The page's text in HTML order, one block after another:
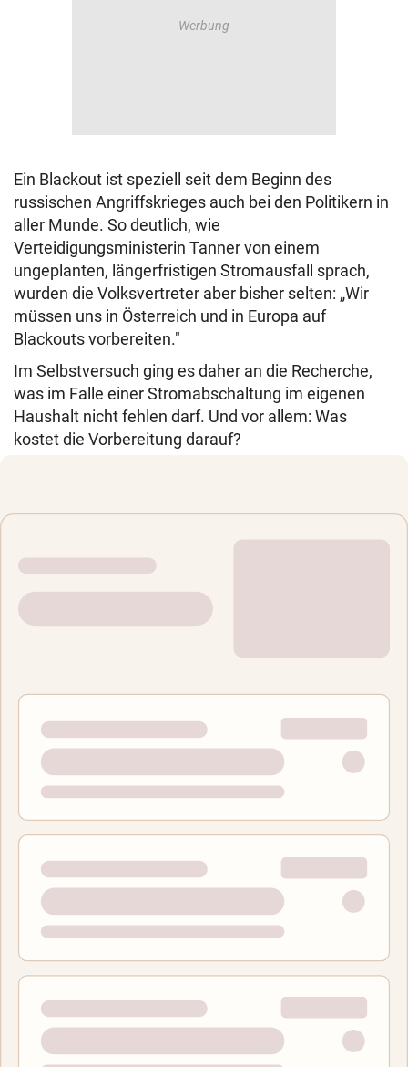
Ein Blackout ist speziell seit dem Beginn des
russischen Angriffskrieges auch bei den Politikern in
aller Munde. So deutlich, wie
Verteidigungsministerin Tanner von einem
ungeplanten, längerfristigen Stromausfall sprach,
wurden die Volksvertreter aber bisher selten: „Wir
müssen uns in Österreich und in Europa auf
Blackouts vorbereiten."
Im Selbstversuch ging es daher an die Recherche,
was im Falle einer Stromabschaltung im eigenen
Haushalt nicht fehlen darf. Und vor allem: Was
kostet die Vorbereitung darauf?